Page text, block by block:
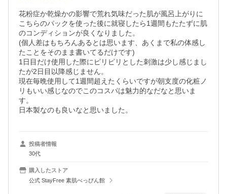
花粉症か乾燥かの影響で荒れ気味だった肌が風呂上がりに
こちらのパックを使った後に就寝したら1週間もたたずに肌
のコンディションが良くなりました。
(個人差はもちろんあるとは思います、あくまで私の体感し
たことをそのまま書いてるだけです)
1日目だけ使用した際にピリピリとした刺激は少し感じまし
たが2日目以降感じません。
現在毎晩使用して1週間超えたくらいですが朝支度の化粧ノ
リもいい感じなのでこのコスパは魅力的なだなと思いま
す。
日本製なのも良いなと思いました。
投稿者情報
30代
購入したストア
公式 StayFree 素肌べっぴん館